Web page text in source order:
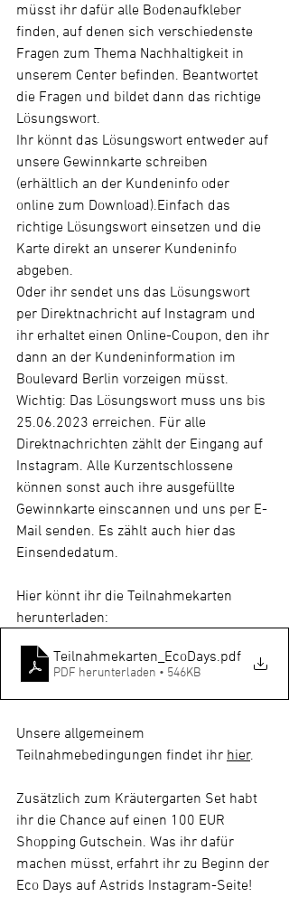
müsst ihr dafür alle Bodenaufkleber
finden, auf denen sich verschiedenste
Fragen zum Thema Nachhaltigkeit in
unserem Center befinden. Beantwortet
die Fragen und bildet dann das richtige
Lösungswort.
Ihr könnt das Lösungswort entweder auf
unsere Gewinnkarte schreiben
(erhältlich an der Kundeninfo oder
online zum Download).Einfach das
richtige Lösungswort einsetzen und die
Karte direkt an unserer Kundeninfo
abgeben.
Oder ihr sendet uns das Lösungswort
per Direktnachricht auf Instagram und
ihr erhaltet einen Online-Coupon, den ihr
dann an der Kundeninformation im
Boulevard Berlin vorzeigen müsst.
Wichtig: Das Lösungswort muss uns bis
25.06.2023 erreichen. Für alle
Direktnachrichten zählt der Eingang auf
Instagram. Alle Kurzentschlossene
können sonst auch ihre ausgefüllte
Gewinnkarte einscannen und uns per E-
Mail senden. Es zählt auch hier das
Einsendedatum.
Hier könnt ihr die Teilnahmekarten
herunterladen:
Teilnahmekarten_EcoDays .pdf
PDF herunterladen • 546KB
Unsere allgemeinem
Teilnahmebedingungen findet ihr hier.
Zusätzlich zum Kräutergarten Set habt
ihr die Chance auf einen 100 EUR
Shopping Gutschein. Was ihr dafür
machen müsst, erfahrt ihr zu Beginn der
Eco Days auf Astrids Instagram-Seite!